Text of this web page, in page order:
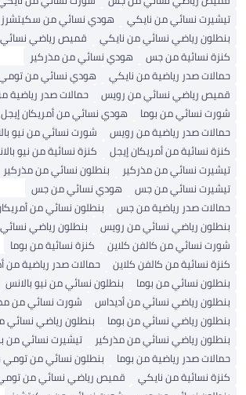
تيشيرت نسائي من نايكي
هودي نسائي من سكيتشرز
بنطلون رياضي نسائي من نايكي
قميص رياضي نسائي
كنزة نسائية من جس
هودي نسائي من مذركير
حمالات صدر رياضية من نايكي
هودي نسائي من
قميص رياضي نسائي من رويس
حمالات صدر رياضية
شورت نسائي من بوما
هودي نسائي من أمريكان إيجل
حمالات صدر رياضية من رويس
شورت نسائي من نيو
كنزة نسائية من أمريكان إيجل
كنزة نسائية من نيو
تيشيرت نسائي من مذركير
بنطلون نسائي من مذركير
تيشيرت نسائي من جس
هودي نسائي من جس
حمالات صدر رياضية من جس
بنطلون نسائي من
بنطلون رياضي نسائي من رويس
بنطلون رياضي
شورت نسائي من كالفن كلاين
كنزة نسائية من بوما
كنزة نسائية من كالفن كلاين
حمالات صدر رياضية من
بنطلون نسائي من بوما
بنطلون نسائي من نيو بالانس
بنطلون رياضي نسائي من أديداس
شورت نسائي من
بنطلون رياضي نسائي من بوما
بنطلون رياضي
بنطلون رياضي نسائي من مذركير
تيشيرت نسائي من
حمالات صدر رياضية من بوما
بنطلون نسائي من تومي
كنزة نسائية من نايكي
قميص رياضي نسائي من